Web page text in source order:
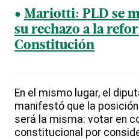
Mariotti: PLD se
su rechazo a la
Constitución
En el mismo lugar, el
manifestó que la
será la misma: votar en
constitucional por